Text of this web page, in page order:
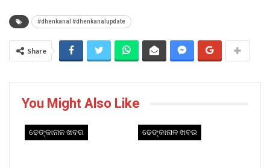
#dhenkanal #dhenkanalupdate
Share
You Might Also Like
ଢେଙ୍କାନାଳ ଖବର ଢେଙ୍କାନାଳ ଖବର